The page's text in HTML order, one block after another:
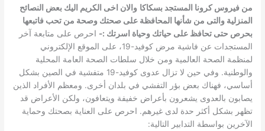
من فيروس كرونا المستجد بسكاكا والان اخى الكريم اليك بعض النصائح
المنزلية والتى من شأنها المحافظة على صحتك وصحة من تحب فاتبعها
بحرص حتى تحافظ على حياتك وحياة اسرتك :- احرص على متابعة آخر
المستجدات عن فاشية مرض كوفيد-19، على الموقع الإلكتروني
لمنظمة الصحة العالمية ومن خلال سلطات الصحة العامة المحلية
والوطنية. وفي حين لا تزال عدوى كوفيد-19 متفشية في الصين بشكل
أساسي، فهناك بعض بؤر التفشي في بلدان أخرى. ومعظم الأفراد الذين
يصابون بالعدوى يشعرون بأعراض خفيفة ويتعافون، ولكن الأعراض قد
تظهر بشكل أكثر حدة لدى غيرهم. احرص على العناية بصحتك وحماية
الآخرين بواسطة التدابير التالية: